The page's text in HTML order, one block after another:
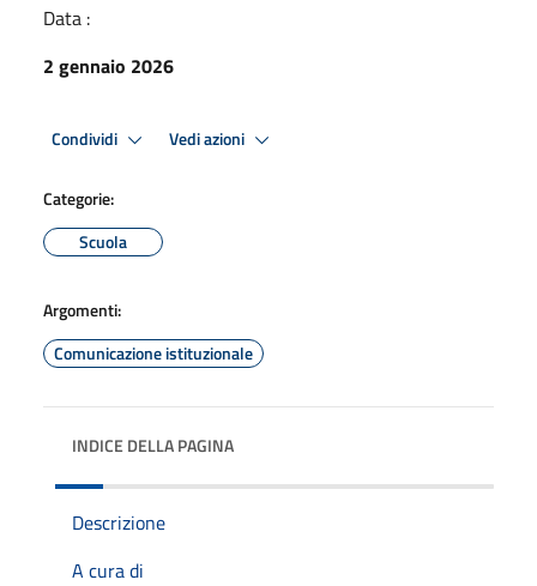
Data :
2 gennaio 2026
Condividi Vedi azioni
Categorie:
Scuola
Argomenti:
Comunicazione istituzionale
INDICE DELLA PAGINA
Descrizione
A cura di